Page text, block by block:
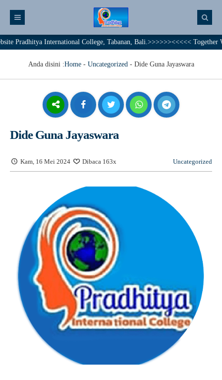
International College, Tabanan, Bali.>>>>>><<<<< Together We
Anda disini :Home- Uncategorized- Dide Guna Jayaswara
Dide Guna Jayaswara
Kam, 16 Mei 2024 Dibaca 163x Uncategorized